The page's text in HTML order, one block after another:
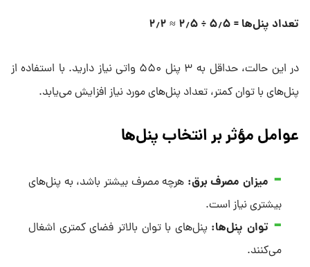
تعداد پنل‌ها = ۵٫۵ ÷ ۲ ٫۵ ≈ ۲ ٫۲
در این حالت، حداقل به ۳ پنل ۵۵۰ واتی نیاز دارید. با استفاده از
پنل‌های با توان کمتر، تعداد پنل‌های مورد نیاز افزایش می‌یابد.
عوامل مؤثر بر انتخاب پنل‌ها
میزان مصرف برق: هرچه مصرف بیشتر باشد، به پنل‌های
بیشتری نیاز است.
توان پنل‌ها: پنل‌های با توان بالاتر فضای کمتری اشغال
می‌کنند.